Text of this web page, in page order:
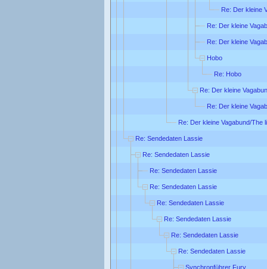
Re: Der kleine
Re: Der kleine
Re: Der kleine
Hobo
Re: Hobo
Re: Der kleine
Re: Der kleine
Re: Der kleine Vagabund/The
Re: Sendedaten Lassie
Re: Sendedaten Lassie
Re: Sendedaten Lassie
Re: Sendedaten Lassie
Re: Sendedaten Lassie
Re: Sendedaten Lassie
Re: Sendedaten Lassie
Re: Sendedaten Lassie
Synchronführer Fury